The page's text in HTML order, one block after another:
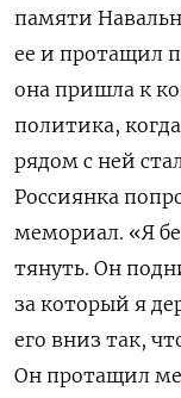
памяти
ее и протащил
она пришла к
политика,
рядом с ней
Россиянка
мемориал. «Я
тянуть. Он
за который я
его вниз так,
Он протащил